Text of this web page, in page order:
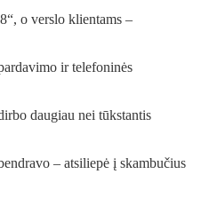
o verslo klientams –
ir telefoninės
daugiau nei tūkstantis
– atsiliepė į skambučius